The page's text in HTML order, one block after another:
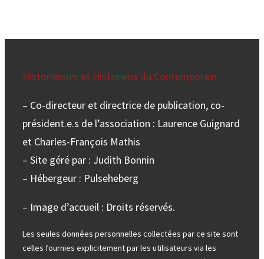
Historiennes et Historiens du Contemporain
– Co-directeur et directrice de publication, co-
président.e.s de l’association : Laurence Guignard
et Charles-François Mathis
– Site géré par : Judith Bonnin
– Hébergeur : Pulseheberg
– Image d’accueil : Droits réservés.
Les seules données personnelles collectées par ce site sont
celles fournies explicitement par les utilisateurs via les